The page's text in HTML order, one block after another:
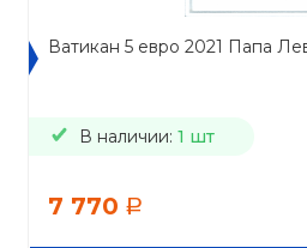
Ватикан 5 евро 2021 Папа
В наличии: 1 шт
7 770 a